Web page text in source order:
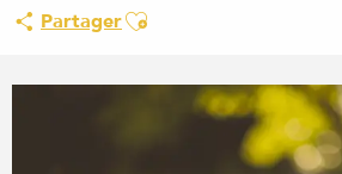
PartagerAjouter aux favoris